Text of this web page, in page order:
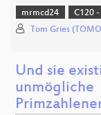
mrmcd24 C120
Tom Gries
Und sie
unmögliche